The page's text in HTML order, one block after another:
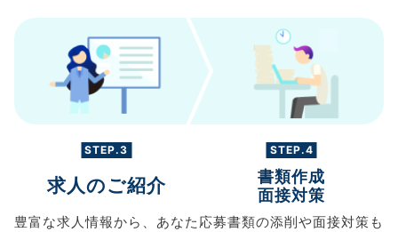
STEP.3
求人のご紹介
豊富な求人情報から、 あなた
STEP.4
書類作成
面接対策
応募書類の添削や面接対策も